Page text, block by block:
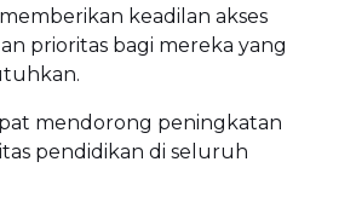
keadilan akses
prioritas bagi mereka yang
mendorong peningkatan
pendidikan di seluruh